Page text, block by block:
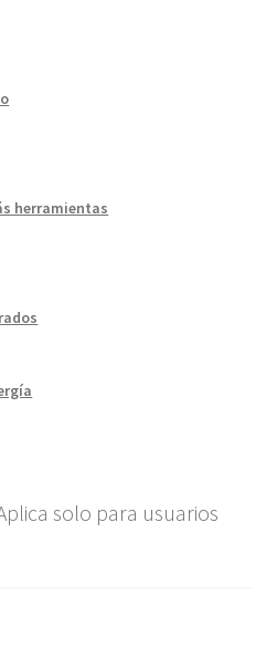
herramientas
solo para usuarios